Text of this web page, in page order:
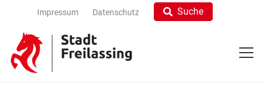
Impressum Datenschutz Suche